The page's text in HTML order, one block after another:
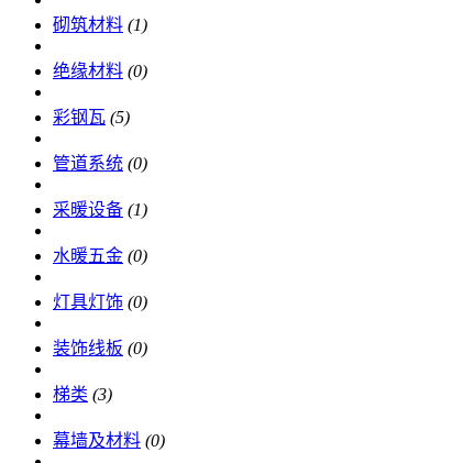
砌筑材料 (1)
绝缘材料 (0)
彩钢瓦 (5)
管道系统 (0)
采暖设备 (1)
水暖五金 (0)
灯具灯饰 (0)
装饰线板 (0)
梯类 (3)
幕墙及材料 (0)